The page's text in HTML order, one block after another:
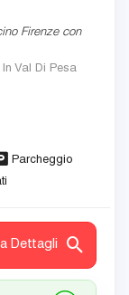
Firenze con
Val Di Pesa
Parcheggio
Dettagli